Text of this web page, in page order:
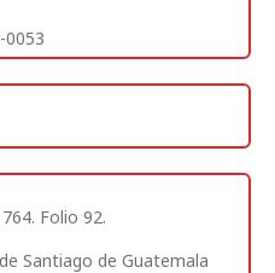
0053
Folio 92.
Santiago de Guatemala